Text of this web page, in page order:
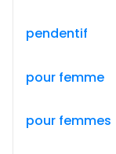
pendentif
pour femme
pour femmes